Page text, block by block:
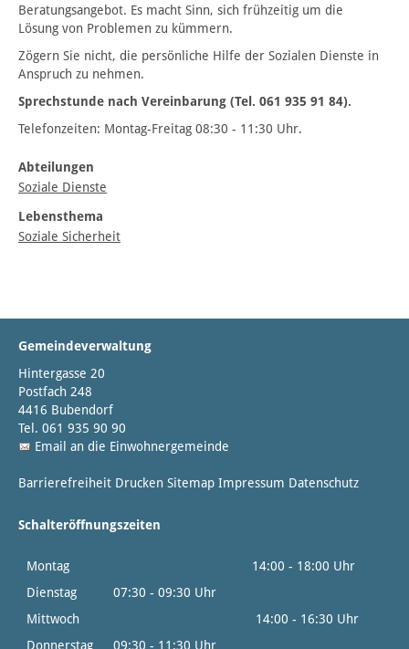
Beratungsangebot. Es macht Sinn, sich frühzeitig um die
Lösung von Problemen zu kümmern.
Zögern Sie nicht, die persönliche Hilfe der Sozialen Dienste in
Anspruch zu nehmen.
Sprechstunde nach Vereinbarung (Tel. 061 935 91 84).
Telefonzeiten: Montag-Freitag 08:30 - 11:30 Uhr.
Abteilungen
Soziale Dienste
Lebensthema
Soziale Sicherheit
Gemeindeverwaltung
Hintergasse 20
Postfach 248
4416 Bubendorf
Tel. 061 935 90 90
Email an die Einwohnergemeinde
Barrierefreiheit Drucken Sitemap Impressum Datenschutz
Schalteröffnungszeiten
Montag
14:00 - 18:00 Uhr
Dienstag
07:30 - 09:30 Uhr
Mittwoch
14:00 - 16:30 Uhr
Donnerstag
09:30 - 11:30 Uhr